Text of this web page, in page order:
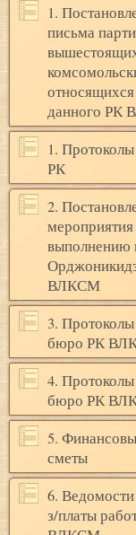
1.
письма
относящихся
данного РК
1.
РК
2.
выполнению
ВЛКСМ
3.
бюро РК
4.
бюро РК
5.
сметы
6.
з/платы